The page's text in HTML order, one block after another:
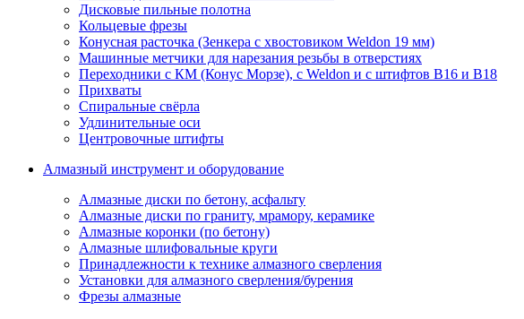
Дисковые пильные полотна
Кольцевые фрезы
Конусная расточка (Зенкера с хвостовиком Weldon 19 мм)
Машинные метчики для нарезания резьбы в отверстиях
Переходники с КМ (Конус Морзе), с Weldon и с штифтов В16 и В18
Прихваты
Спиральные свёрла
Удлинительные оси
Центровочные штифты
Алмазный инструмент и оборудование
Алмазные диски по бетону, асфальту
Алмазные диски по граниту, мрамору, керамике
Алмазные коронки (по бетону)
Алмазные шлифовальные круги
Принадлежности к технике алмазного сверления
Установки для алмазного сверления/бурения
Фрезы алмазные